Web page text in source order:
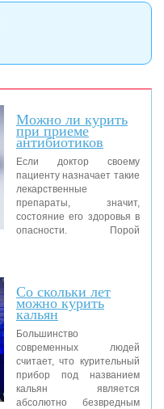
Можно ли курить
при приеме
антибиотиков
Если доктор своему
пациенту назначает такие
лекарственные
препараты, значит,
состояние его здоровья в
опасности. Порой
Со скольки лет
можно курить
кальян
Большинство
современных людей
считает, что курительный
прибор под названием
кальян является
абсолютно безвредным